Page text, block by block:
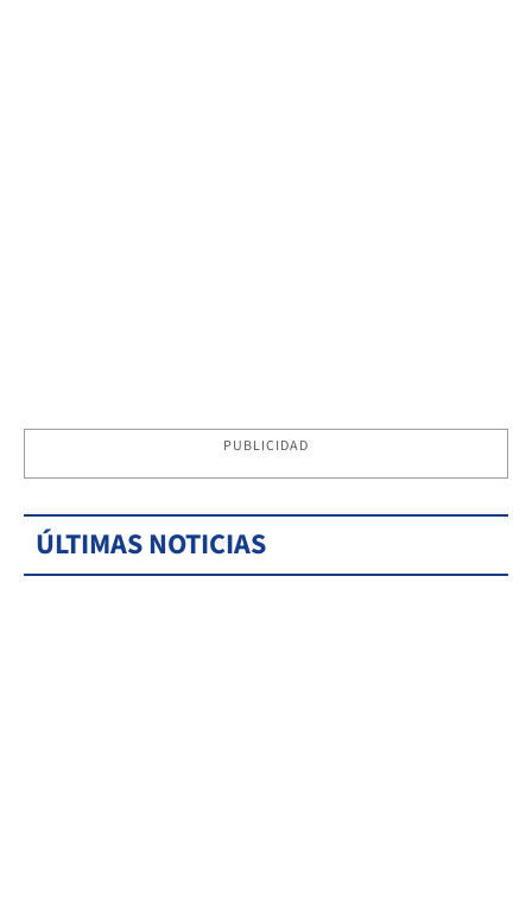
PUBLICIDAD
ÚLTIMAS NOTICIAS